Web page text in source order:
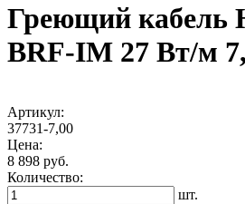
Греющий кабель
BRF-IM 27 Вт/м
Артикул:
37731-7,00
Цена:
8 898 руб.
Количество:
шт.